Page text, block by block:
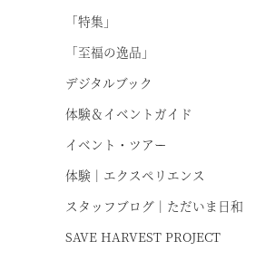
イベント・ツアー
体験｜エクスペリエンス
スタッフブログ｜ただいま日和
東海エリア
熱海伊豆山
伊東
浜名湖
「特集」
「至福の逸品」
デジタルブック
体験＆イベントガイド
イベント・ツアー
体験｜エクスペリエンス
スタッフブログ｜ただいま日和
SAVE HARVEST PROJECT